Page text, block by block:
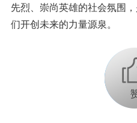
先烈、崇尚英雄的社会氛围
们开创未来的力量源泉。